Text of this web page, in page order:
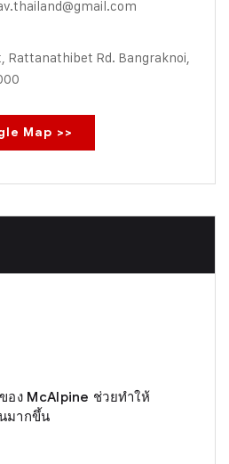
Rattanathibet Rd. Bangraknoi,
Map >>
อง McAlpine ช่วยทำให้
มากขึ้น